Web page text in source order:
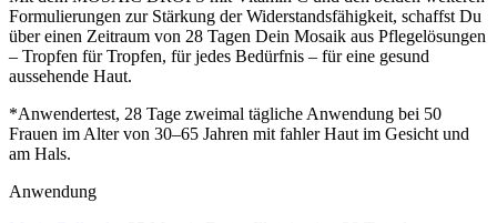
Formulierungen zur Stärkung der Widerstandsfähigkeit, schaffst Du
über einen Zeitraum von 28 Tagen Dein Mosaik aus Pflegelösungen
– Tropfen für Tropfen, für jedes Bedürfnis – für eine gesund
aussehende Haut.
*Anwendertest, 28 Tage zweimal tägliche Anwendung bei 50
Frauen im Alter von 30–65 Jahren mit fahler Haut im Gesicht und
am Hals.
Anwendung